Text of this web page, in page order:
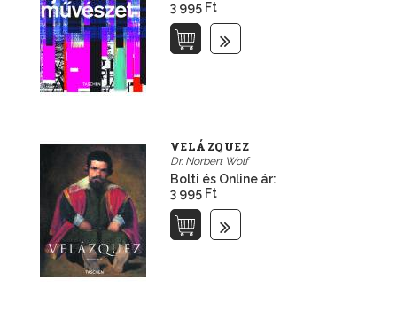
3 995 Ft
VELÁZQUEZ
Dr. Norbert Wolf
Bolti és Online ár:
3 995 Ft